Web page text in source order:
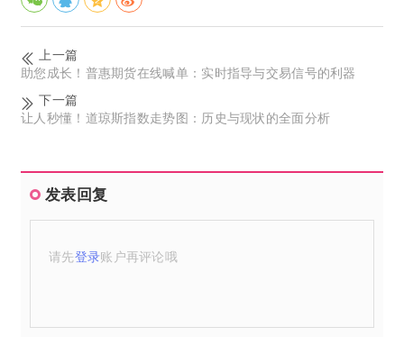
上一篇
助您成长！普惠期货在线喊单：实时指导与交易信号的利器
下一篇
让人秒懂！道琼斯指数走势图：历史与现状的全面分析
发表回复
请先登录账户再评论哦